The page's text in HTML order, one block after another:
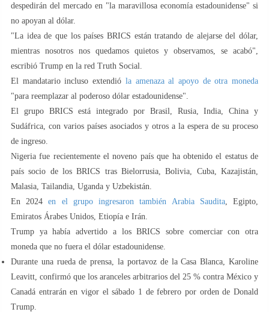
despedirán del mercado en "la maravillosa economía estadounidense" si
no apoyan al dólar.
"La idea de que los países BRICS están tratando de alejarse del dólar,
mientras nosotros nos quedamos quietos y observamos, se acabó",
escribió Trump en la red Truth Social.
El mandatario incluso extendió la amenaza al apoyo de otra moneda
"para reemplazar al poderoso dólar estadounidense".
El grupo BRICS está integrado por Brasil, Rusia, India, China y
Sudáfrica, con varios países asociados y otros a la espera de su proceso
de ingreso.
Nigeria fue recientemente el noveno país que ha obtenido el estatus de
país socio de los BRICS tras Bielorrusia, Bolivia, Cuba, Kazajistán,
Malasia, Tailandia, Uganda y Uzbekistán.
En 2024 en el grupo ingresaron también Arabia Saudita, Egipto,
Emiratos Árabes Unidos, Etiopía e Irán.
Trump ya había advertido a los BRICS sobre comerciar con otra
moneda que no fuera el dólar estadounidense.
Durante una rueda de prensa, la portavoz de la Casa Blanca, Karoline
Leavitt, confirmó que los aranceles arbitrarios del 25 % contra México y
Canadá entrarán en vigor el sábado 1 de febrero por orden de Donald
Trump.